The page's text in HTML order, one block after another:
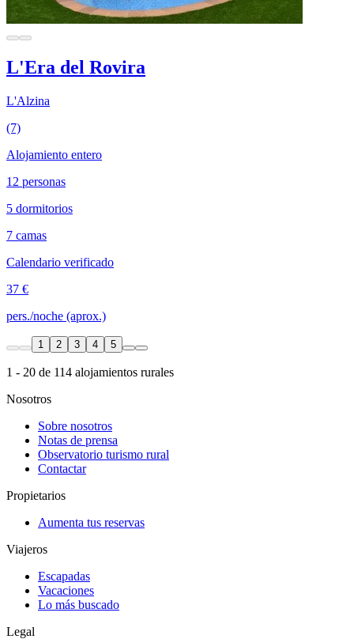
L'Era del Rovira
L'Alzina
(7)
Alojamiento entero
12 personas
5 dormitorios
7 camas
Calendario verificado
37 €
pers./noche (aprox.)
1 2 3 4 5
1 - 20 de 114 alojamientos rurales
Nosotros
Sobre nosotros
Notas de prensa
Observatorio turismo rural
Contactar
Propietarios
Aumenta tus reservas
Viajeros
Escapadas
Vacaciones
Lo más buscado
Legal